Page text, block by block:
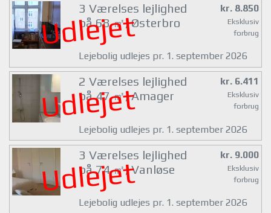
Udlejet
3 Værelses lejlighed
på 68 ㎡, Østerbro
kr. 8.850
Eksklusiv
forbrug
Lejebolig udlejes pr. 1. september 2026
Udlejet
2 Værelses lejlighed
på 47 ㎡, Amager
kr. 6.411
Eksklusiv
forbrug
Lejebolig udlejes pr. 1. september 2026
Udlejet
3 Værelses lejlighed
på 74 ㎡, Vanløse
kr. 9.000
Eksklusiv
forbrug
Lejebolig udlejes pr. 1. september 2026